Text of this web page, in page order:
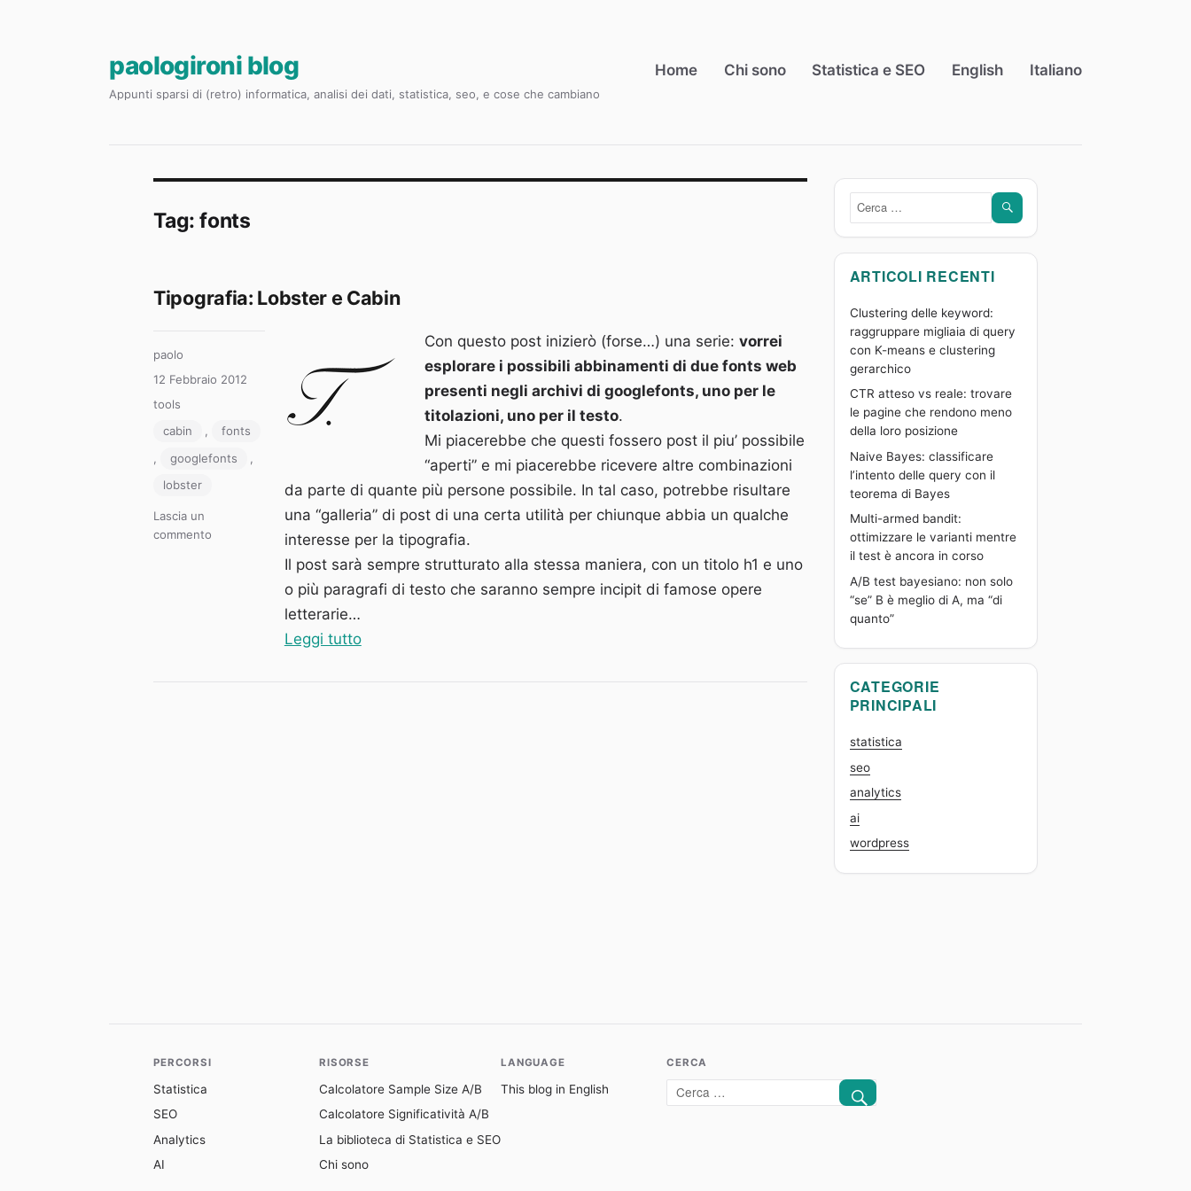
paologironi blog
Appunti sparsi di (retro) informatica, analisi dei dati, statistica, seo, e cose che cambiano
Home Chi sono Statistica e SEO English Italiano
Tag: fonts
Tipografia: Lobster e Cabin
Con questo post inizierò (forse…) una serie: vorrei
esplorare i possibili abbinamenti di due fonts web
presenti negli archivi di googlefonts, uno per le
titolazioni, uno per il testo.
Mi piacerebbe che questi fossero post il piu’ possibile
“aperti” e mi piacerebbe ricevere altre combinazioni
da parte di quante più persone possibile. In tal caso, potrebbe risultare
una “galleria” di post di una certa utilità per chiunque abbia un qualche
interesse per la tipografia.
Il post sarà sempre strutturato alla stessa maniera, con un titolo h1 e uno
o più paragrafi di testo che saranno sempre incipit di famose opere
letterarie…
Leggi tutto“Tipografia: Lobster e Cabin”
Autore
paolo
Pubblicato
il
12 Febbraio 2012
Categorie
tools
Tag
cabin ,
fonts
,
googlefonts
,
lobster
Lascia un
commento
Cerca: CERCA
ARTICOLI RECENTI
Clustering delle keyword:
raggruppare migliaia di query
con K-means e clustering
gerarchico
CTR atteso vs reale: trovare
le pagine che rendono meno
della loro posizione
Naive Bayes: classificare
l’intento delle query con il
teorema di Bayes
Multi-armed bandit:
ottimizzare le varianti mentre
il test è ancora in corso
A/B test bayesiano: non solo
“se” B è meglio di A, ma “di
quanto”
CATEGORIE
PRINCIPALI
statistica
seo
analytics
ai
wordpress
PERCORSI
Statistica
SEO
Analytics
AI
RISORSE
Calcolatore Sample Size A/B
Calcolatore Significatività A/B
La biblioteca di Statistica e SEO
Chi sono
LANGUAGE
This blog in English
CERCA
Cerca: CERCA